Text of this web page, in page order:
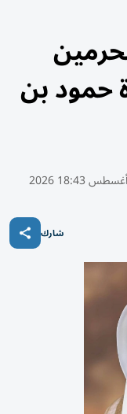
حمود بن
شارك